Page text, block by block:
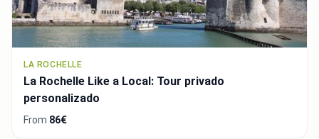
LA ROCHELLE
La Rochelle Like a Local: Tour privado
personalizado
From 86€